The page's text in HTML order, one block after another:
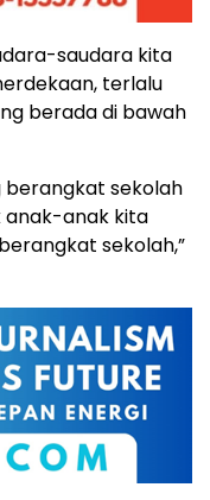
saudara kita
terlalu
berada di bawah
berangkat sekolah
anak-anak kita
sekolah,”